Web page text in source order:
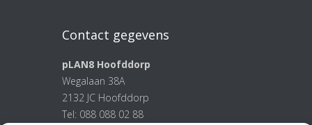
Contact gegevens
pLAN8 Hoofddorp
Wegalaan 38A
2132 JC Hoofddorp
Tel: 088 088 02 88